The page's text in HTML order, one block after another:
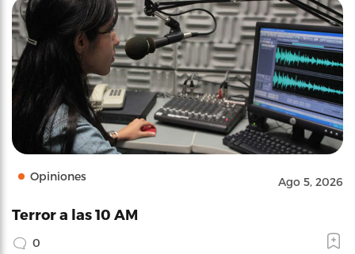
Opiniones Ago 5, 2026
Terror a las 10 AM
0